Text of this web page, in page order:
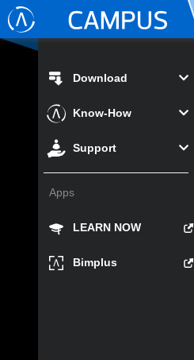
Download
Know-How
Support
Apps
LEARN NOW
Bimplus